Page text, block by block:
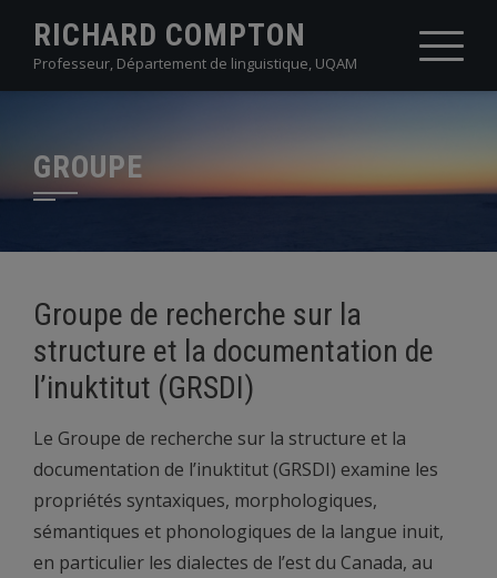
content
RICHARD COMPTON
Professeur, Département de linguistique, UQAM
GROUPE
Groupe de recherche sur la
structure et la documentation de
l’inuktitut (GRSDI)
Le Groupe de recherche sur la structure et la
documentation de l’inuktitut (GRSDI) examine les
propriétés syntaxiques, morphologiques,
sémantiques et phonologiques de la langue inuit,
en particulier les dialectes de l’est du Canada, au